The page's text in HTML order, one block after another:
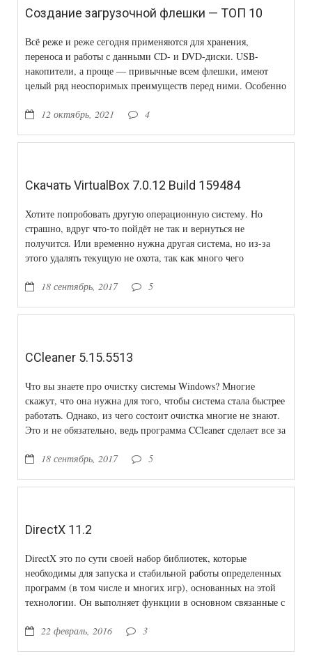
Создание загрузочной флешки — ТОП 10
Всё реже и реже сегодня применяются для хранения,
переноса и работы с данными CD- и DVD-диски. USB-
накопители, а проще — привычные всем флешки, имеют
целый ряд неоспоримых преимуществ перед ними. Особенно
12 октябрь, 2021
4
Скачать VirtualBox 7.0.12 Build 159484
Хотите попробовать другую операционную систему. Но
страшно, вдруг что-то пойдёт не так и вернуться не
получится. Или временно нужна другая система, но из-за
этого удалять текущую не охота, так как много чего
ваш выход в этой ситуации.
18 сентябрь, 2017 5
CCleaner 5.15.5513
Что вы знаете про очистку системы Windows? Многие
скажут, что она нужна для того, чтобы система стала быстрее
работать. Однако, из чего состоит очистка многие не знают.
Это и не обязательно, ведь программа CCleaner сделает все за
функционала
18 сентябрь, 2017 5
DirectX 11.2
DirectX это по сути своей набор библиотек, которые
необходимы для запуска и стабильной работы определенных
программ (в том числе и многих игр), основанных на этой
технологии. Он выполняет функции в основном связанные с
22 февраль, 2016
3